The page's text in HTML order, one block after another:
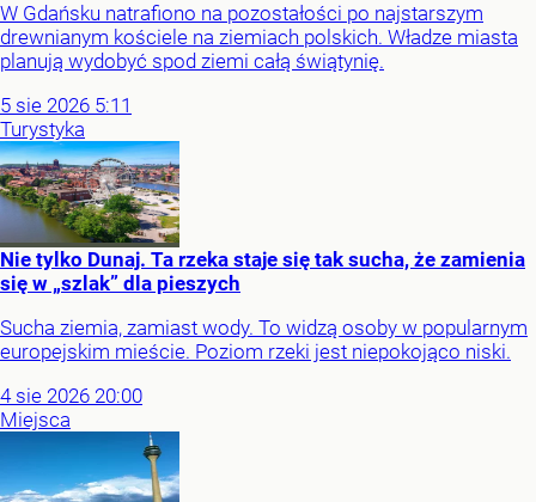
W Gdańsku natrafiono na pozostałości po najstarszym
drewnianym kościele na ziemiach polskich. Władze miasta
planują wydobyć spod ziemi całą świątynię.
5 sie 2026 5:11
Turystyka
Nie tylko Dunaj. Ta rzeka staje się tak sucha, że zamienia
się w „szlak” dla pieszych
Sucha ziemia, zamiast wody. To widzą osoby w popularnym
europejskim mieście. Poziom rzeki jest niepokojąco niski.
4 sie 2026 20:00
Miejsca